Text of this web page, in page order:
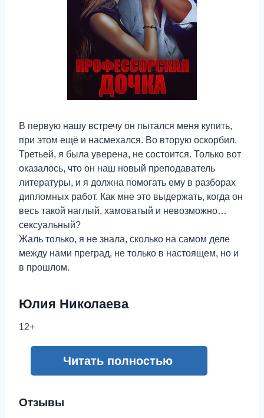
В первую нашу встречу он пытался меня купить,
при этом ещё и насмехался. Во вторую оскорбил.
Третьей, я была уверена, не состоится. Только вот
оказалось, что он наш новый преподаватель
литературы, и я должна помогать ему в разборах
дипломных работ. Как мне это выдержать, когда он
весь такой наглый, хамоватый и невозможно…
сексуальный?
Жаль только, я не знала, сколько на самом деле
между нами преград, не только в настоящем, но и
в прошлом.
Юлия Николаева
12+
Читать полностью
Отзывы